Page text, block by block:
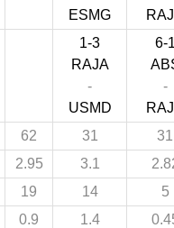
ESMG
1-3
RAJA
-
USMD
6-
-
62 31
31
2.95 3.1
19 14
5
0.9 1.4